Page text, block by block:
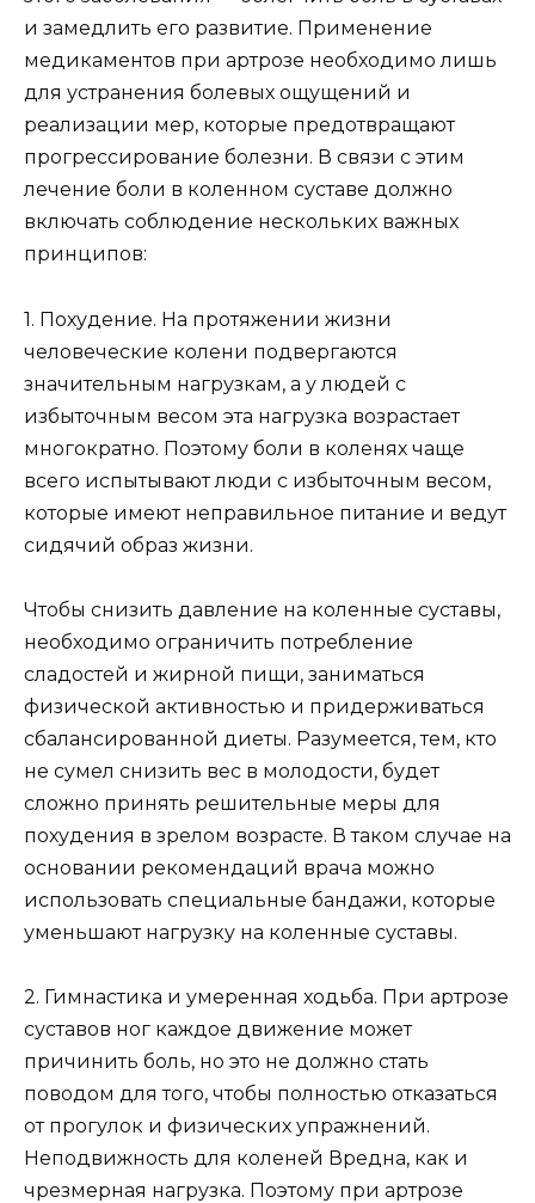
и замедлить его развитие. Применение
медикаментов при артрозе необходимо лишь
для устранения болевых ощущений и
реализации мер, которые предотвращают
прогрессирование болезни. В связи с этим
лечение боли в коленном суставе должно
включать соблюдение нескольких важных
принципов:
1. Похудение. На протяжении жизни
человеческие колени подвергаются
значительным нагрузкам, а у людей с
избыточным весом эта нагрузка возрастает
многократно. Поэтому боли в коленях чаще
всего испытывают люди с избыточным весом,
которые имеют неправильное питание и ведут
сидячий образ жизни.
Чтобы снизить давление на коленные суставы,
необходимо ограничить потребление
сладостей и жирной пищи, заниматься
физической активностью и придерживаться
сбалансированной диеты. Разумеется, тем, кто
не сумел снизить вес в молодости, будет
сложно принять решительные меры для
похудения в зрелом возрасте. В таком случае на
основании рекомендаций врача можно
использовать специальные бандажи, которые
уменьшают нагрузку на коленные суставы.
2. Гимнастика и умеренная ходьба. При артрозе
суставов ног каждое движение может
причинить боль, но это не должно стать
поводом для того, чтобы полностью отказаться
от прогулок и физических упражнений.
Неподвижность для коленей Вредна, как и
чрезмерная нагрузка. Поэтому при артрозе